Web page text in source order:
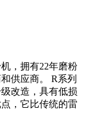
，拥有22年磨粉
供应商。 R系列
改造，具有低损
，它比传统的雷